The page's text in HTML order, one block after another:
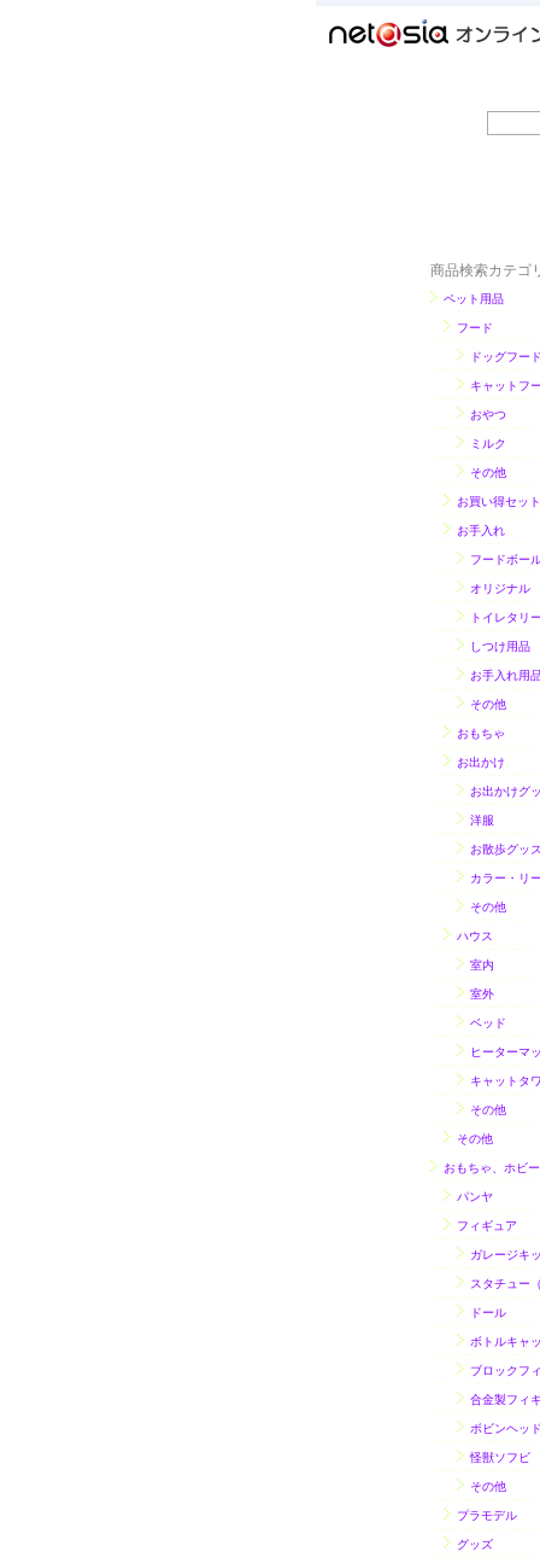
商品検索カテゴ
ペット用品
フード
ドッグフード
キャットフ
おやつ
ミルク
その他
お買い得セット
お手入れ
フードボー
オリジナル
トイレタリー
しつけ用品
お手入れ用
その他
おもちゃ
お出かけ
お出かけグ
洋服
お散歩グッ
カラー・リ
その他
ハウス
室内
室外
ベッド
ヒーターマ
キャットタ
その他
その他
おもちゃ、ホビー
パンヤ
フィギュア
ガレージキ
スタチュー
ドール
ボトルキャ
ブロックフ
合金製フィ
ボビンヘッド
怪獣ソフビ
その他
プラモデル
グッズ